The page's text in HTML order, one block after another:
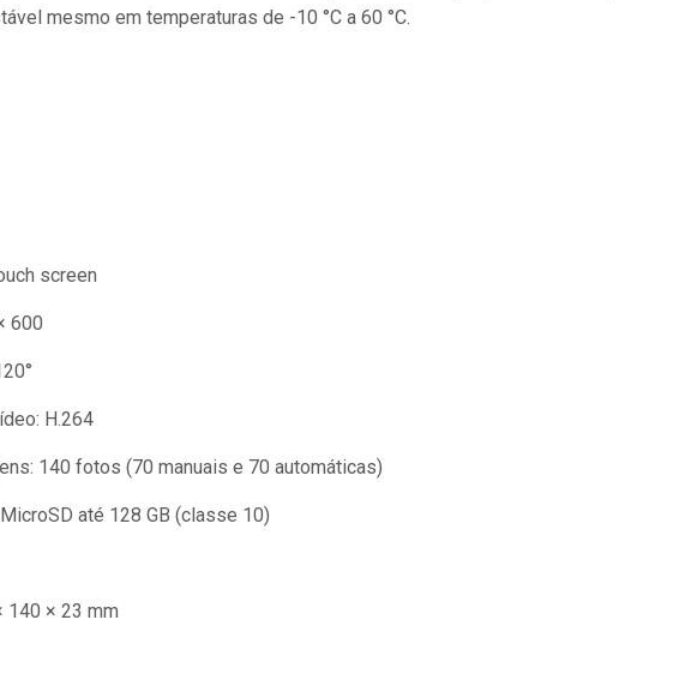
mesmo em temperaturas de -10 °C a 60 °C.
screen
600
H.264
140 fotos (70 manuais e 70 automáticas)
até 128 GB (classe 10)
140 × 23 mm